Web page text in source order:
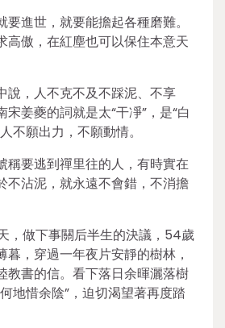
要進世，就要能擔起各種磨難。
高傲，在紅塵也可以保住本意天
說，人不克不及不踩泥、不享
姜夔的詞就是太“干凈”，是“白
不願出力，不願動情。
稱要逃到禪里往的人，有時實在
不沾泥，就永遠不會錯，不消擔
，做下事關后半生的決議，54歲
暮，穿過一年夜片安靜的樹林，
教書的信。看下落日余暉灑落樹
地惜余陰”，迫切渴望著再度踏